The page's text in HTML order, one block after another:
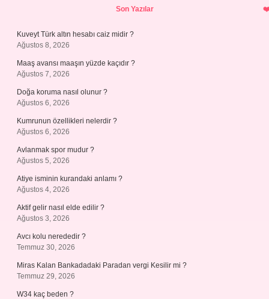
Son Yazılar
Kuveyt Türk altın hesabı caiz midir ?
Ağustos 8, 2026
Maaş avansı maaşın yüzde kaçıdır ?
Ağustos 7, 2026
Doğa koruma nasıl olunur ?
Ağustos 6, 2026
Kumrunun özellikleri nelerdir ?
Ağustos 6, 2026
Avlanmak spor mudur ?
Ağustos 5, 2026
Atiye isminin kurandaki anlamı ?
Ağustos 4, 2026
Aktif gelir nasıl elde edilir ?
Ağustos 3, 2026
Avcı kolu nerededir ?
Temmuz 30, 2026
Miras Kalan Bankadadaki Paradan vergi Kesilir mi ?
Temmuz 29, 2026
W34 kaç beden ?